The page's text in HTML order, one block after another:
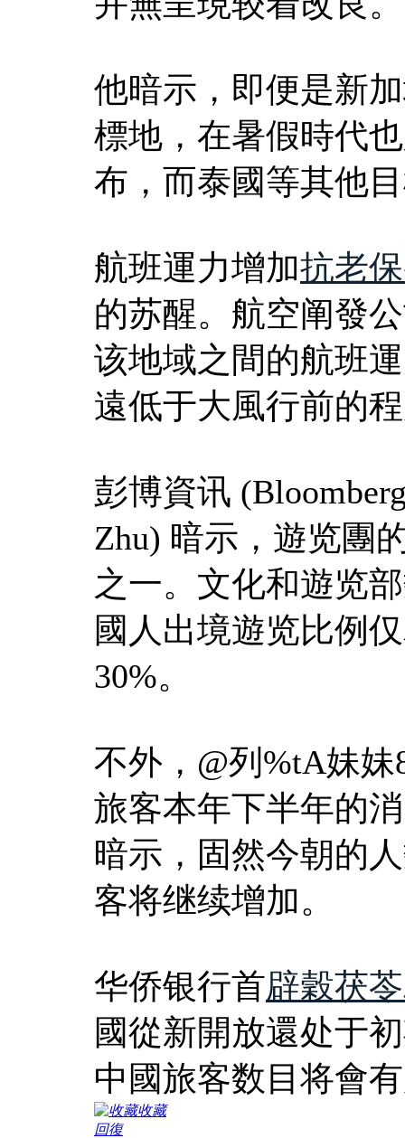
他暗示，即便是新
標地，在暑假時代
布，而泰國等其他
航班運力增加抗老
的苏醒。航空阐發
该地域之間的航班
遠低于大風行前的
彭博資讯
Zhu) 暗示，遊览團
之一。文化和遊览
國人出境遊览比例
30%。
不外，@列%tA妹
旅客本年下半年的
暗示，固然今朝的
客将继续增加。
华侨银行首辟穀茯
國從新開放還处于
中國旅客数目将會
收藏
回復